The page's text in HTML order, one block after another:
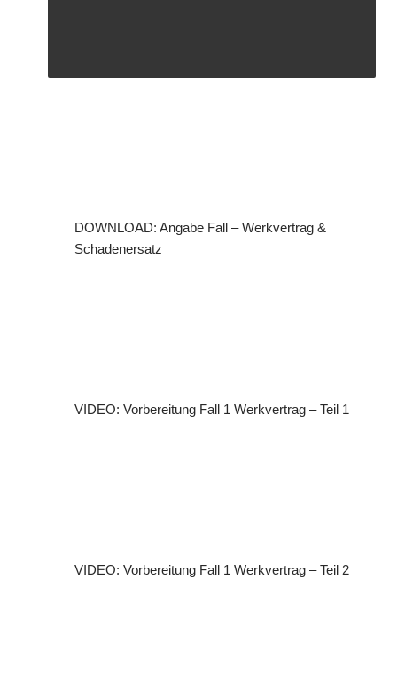
DOWNLOAD: Angabe Fall – Werkvertrag &
Schadenersatz
VIDEO: Vorbereitung Fall 1 Werkvertrag – Teil 1
VIDEO: Vorbereitung Fall 1 Werkvertrag – Teil 2